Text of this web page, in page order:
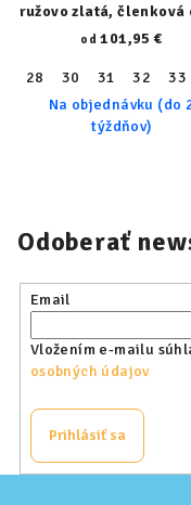
ružovo zlatá, členková
22100-680-N
od 101,95 €
28 30 31 32 33
Na objednávku (do
týždňov)
Odoberať
Email
Vložením e-mailu
osobných údajov
Prihlásiť sa